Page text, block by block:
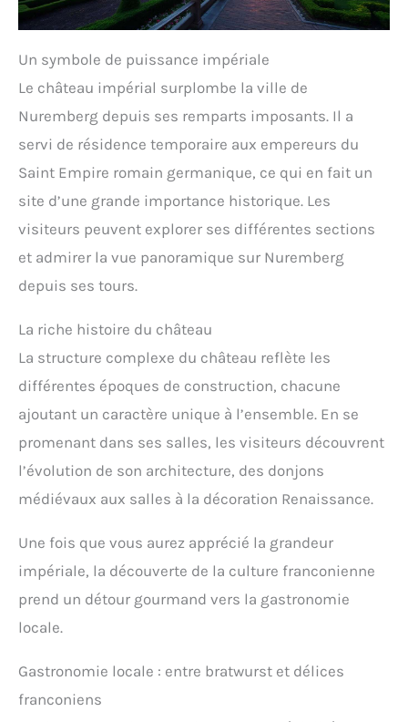
Un symbole de puissance impériale
Le château impérial surplombe la ville de
Nuremberg depuis ses remparts imposants. Il a
servi de résidence temporaire aux empereurs du
Saint Empire romain germanique, ce qui en fait un
site d’une grande importance historique. Les
visiteurs peuvent explorer ses différentes sections
et admirer la vue panoramique sur Nuremberg
depuis ses tours.
La riche histoire du château
La structure complexe du château reflète les
différentes époques de construction, chacune
ajoutant un caractère unique à l’ensemble. En se
promenant dans ses salles, les visiteurs découvrent
l’évolution de son architecture, des donjons
médiévaux aux salles à la décoration Renaissance.
Une fois que vous aurez apprécié la grandeur
impériale, la découverte de la culture franconienne
prend un détour gourmand vers la gastronomie
locale.
Gastronomie locale : entre bratwurst et délices
franconiens